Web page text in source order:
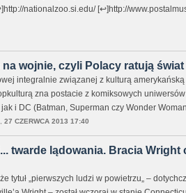
nationalzoo.si.edu/ [↩]http://
wojnie, czyli Polacy ratują świat
integralnie związanej z kulturą
zna postacie z komiksowych
i DC (Batman, Superman czy Wonder
27 CZERWCA 2013 17:40
twarde lądowania. Bracia Wright
tytuł „pierwszych ludzi w powietrzu„ –